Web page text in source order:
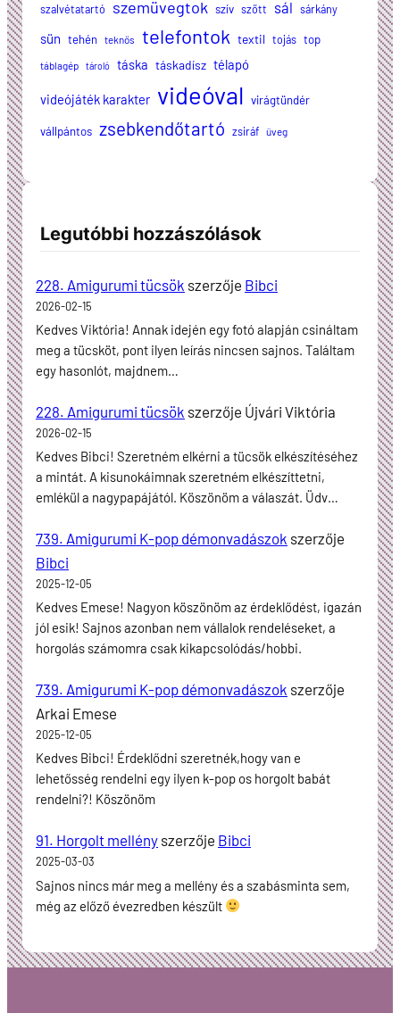
szalvétatartó
szemüvegtok szív szőtt sál sárkány
sün tehén teknős telefontok textil tojás top
táblagép tároló táska táskadísz télapó
videójáték karakter videóval virágtündér
vállpántos zsebkendőtartó zsiráf üveg
Legutóbbi hozzászólások
228. Amigurumi tücsök szerzője Bibci
2026-02-15
Kedves Viktória! Annak idején egy fotó alapján csináltam
meg a tücsköt, pont ilyen leírás nincsen sajnos. Találtam
egy hasonlót, majdnem…
228. Amigurumi tücsök szerzője Újvári Viktória
2026-02-15
Kedves Bibci! Szeretném elkérni a tücsök elkészítéséhez
a mintát. A kisunokáimnak szeretném elkészíttetni,
emlékül a nagypapájától. Köszönöm a válaszát. Üdv…
739. Amigurumi K-pop démonvadászok szerzője
Bibci
2025-12-05
Kedves Emese! Nagyon köszönöm az érdeklődést, igazán
jól esik! Sajnos azonban nem vállalok rendeléseket, a
horgolás számomra csak kikapcsolódás/hobbi.
739. Amigurumi K-pop démonvadászok szerzője
Arkai Emese
2025-12-05
Kedves Bibci! Érdeklődni szeretnék,hogy van e
lehetősség rendelni egy ilyen k-pop os horgolt babát
rendelni?! Köszönöm
91. Horgolt mellény szerzője Bibci
2025-03-03
Sajnos nincs már meg a mellény és a szabásminta sem,
még az előző évezredben készült